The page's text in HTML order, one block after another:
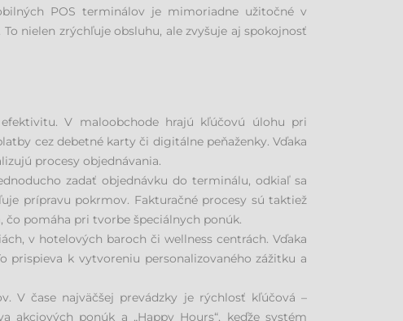
POS terminálov je mimoriadne užitočné v
nielen zrýchľuje obsluhu, ale zvyšuje aj spokojnosť
V maloobchode hrajú kľúčovú úlohu pri
cez debetné karty či digitálne peňaženky. Vďaka
procesy objednávania.
zadať objednávku do terminálu, odkiaľ sa
prípravu pokrmov. Fakturačné procesy sú taktiež
čo pomáha pri tvorbe špeciálnych ponúk.
v hotelových baroch či wellness centrách. Vďaka
k vytvoreniu personalizovaného zážitku a
V čase najväčšej prevádzky je rýchlosť kľúčová –
akciových ponúk a „Happy Hours“, keďže systém